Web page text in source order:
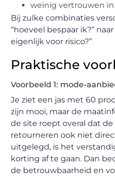
weinig vertrouwen in
Bij zulke combinaties
“hoeveel bespaar ik?”
eigenlijk voor risico?”
Praktische
Voorbeeld 1: mode-
Je ziet een jas met 60
zijn mooi, maar de
de site roept overal dat
retourneren ook niet
uitgelegd, is het
korting af te gaan. Dan
de betrouwbaarheid en